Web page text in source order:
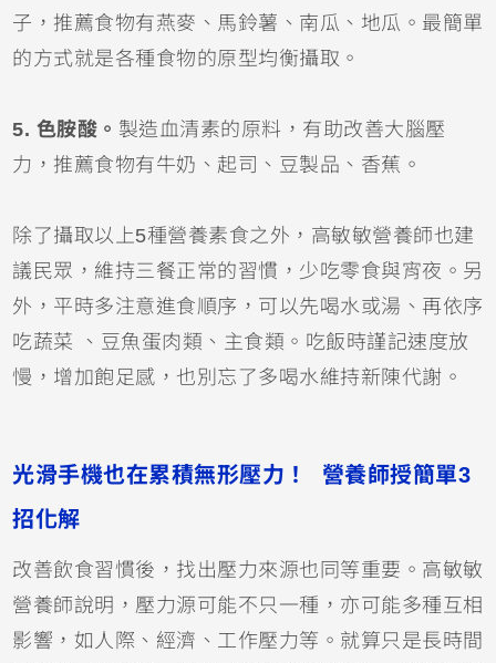
子，推薦食物有燕麥、馬鈴薯、南瓜、地瓜。最簡單
的方式就是各種食物的原型均衡攝取。
5. 色胺酸。 製造血清素的原料，有助改善大腦壓
力，推薦食物有牛奶、起司、豆製品、香蕉。
除了攝取以上5種營養素食之外，高敏敏營養師也建
議民眾，維持三餐正常的習慣，少吃零食與宵夜。另
外，平時多注意進食順序，可以先喝水或湯、再依序
吃蔬菜 、豆魚蛋肉類、主食類。吃飯時謹記速度放
慢，增加飽足感，也別忘了多喝水維持新陳代謝。
光滑手機也在累積無形壓力！ 營養師授簡單3
招化解
改善飲食習慣後，找出壓力來源也同等重要。高敏敏
營養師說明，壓力源可能不只一種，亦可能多種互相
影響，如人際、經濟、工作壓力等。就算只是長時間